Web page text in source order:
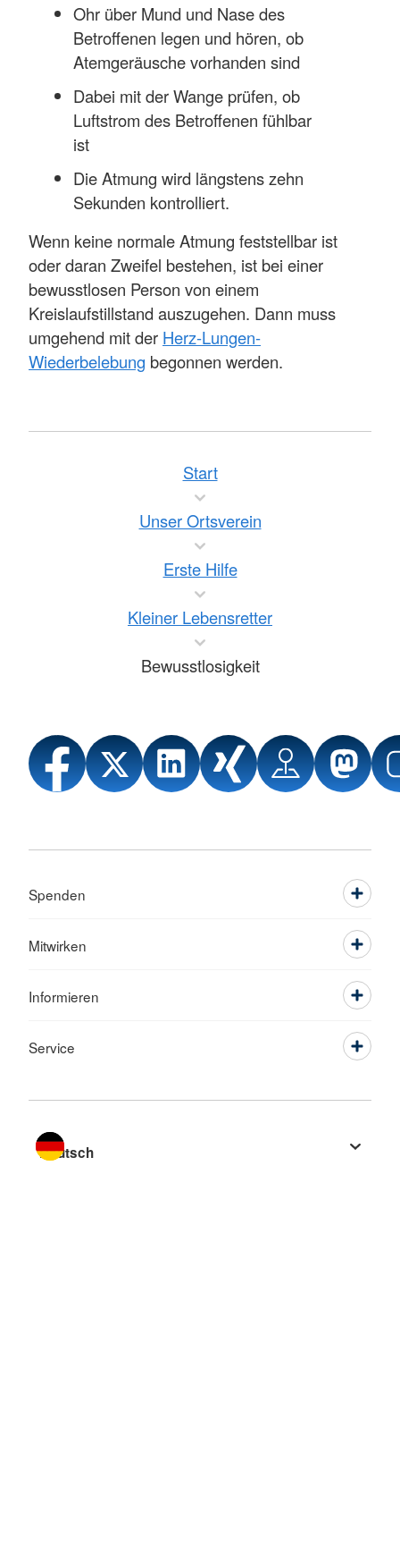
Ohr über Mund und Nase des
Betroffenen legen und hören, ob
Atemgeräusche vorhanden sind
Dabei mit der Wange prüfen, ob
Luftstrom des Betroffenen fühlbar
ist
Die Atmung wird längstens zehn
Sekunden kontrolliert.
Wenn keine normale Atmung feststellbar ist
oder daran Zweifel bestehen, ist bei einer
bewusstlosen Person von einem
Kreislaufstillstand auszugehen. Dann muss
umgehend mit der Herz-Lungen-
Wiederbelebung begonnen werden.
Start
Unser Ortsverein
Erste Hilfe
Kleiner Lebensretter
Bewusstlosigkeit
Spenden
Mitwirken
Informieren
Service
Sprache wechseln zu